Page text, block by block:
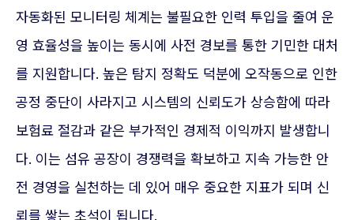
자동화된 모니터링 체계는 불필요한 인력 투입을 줄여 운
영 효율성을 높이는 동시에 사전 경보를 통한 기민한 대처
를 지원합니다. 높은 탐지 정확도 덕분에 오작동으로 인한
공정 중단이 사라지고 시스템의 신뢰도가 상승함에 따라
보험료 절감과 같은 부가적인 경제적 이익까지 발생합니
다. 이는 섬유 공장이 경쟁력을 확보하고 지속 가능한 안
전 경영을 실천하는 데 있어 매우 중요한 지표가 되며 신
뢰를 쌓는 초석이 됩니다.